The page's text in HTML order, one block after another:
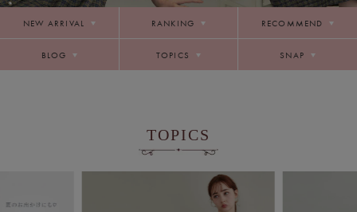
NEW ARRIVAL RANKING RECOMMEND
BLOG TOPICS SNAP
TOPICS